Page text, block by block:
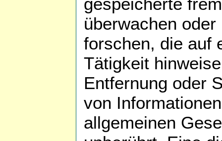
überwachen
forschen, die auf
Tätigkeit
Entfernung oder
von
allgemeinen